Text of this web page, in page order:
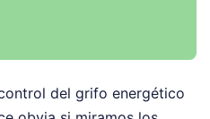
del grifo energético